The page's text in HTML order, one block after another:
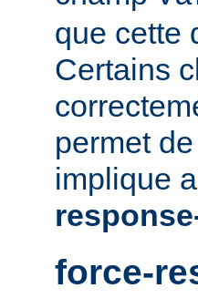
que cette
Certains
permet
implique
force-